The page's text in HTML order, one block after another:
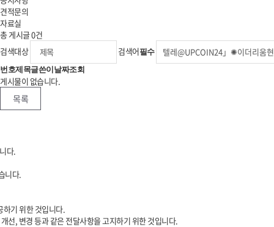
견적문의
자료실
총 게시글0건
검색대상
검색어필수
번호제목글쓴이 날짜조회
게시물이 없습니다.
목록
다.
니다.
하기 위한 것입니다.
선, 변경 등과 같은 전달사항을 고지하기 위한 것입니다.